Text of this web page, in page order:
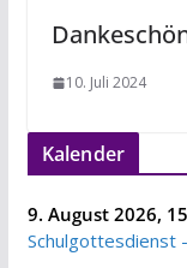
10. Juli 2024
Kalender
9. August 2026,
Schulgottesdienst